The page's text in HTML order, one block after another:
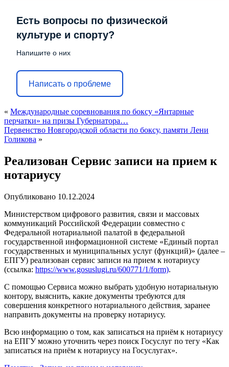
Есть вопросы по физической
культуре и спорту?
Напишите о них
Написать о проблеме
« Международные соревнования по боксу «Янтарные
перчатки» на призы Губернатора…
Первенство Новгородской области по боксу, памяти Лени
Голикова »
Реализован Сервис записи на прием к
нотариусу
Опубликовано 10.12.2024
Министерством цифрового развития, связи и массовых
коммуникаций Российской Федерации совместно с
Федеральной нотариальной палатой в федеральной
государственной информационной системе «Единый портал
государственных и муниципальных услуг (функций)» (далее –
ЕПГУ) реализован сервис записи на прием к нотариусу
(ссылка: https://www.gosuslugi.ru/600771/1/form).
С помощью Сервиса можно выбрать удобную нотариальную
контору, выяснить, какие документы требуются для
совершения конкретного нотариального действия, заранее
направить документы на проверку нотариусу.
Всю информацию о том, как записаться на приём к нотариусу
на ЕПГУ можно уточнить через поиск Госуслуг по тегу «Как
записаться на приём к нотариусу на Госуслугах».